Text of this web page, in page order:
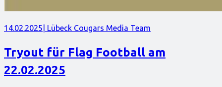
14.02.2025 | Lübeck Cougars Media Team
Tryout für Flag Football am
22.02.2025